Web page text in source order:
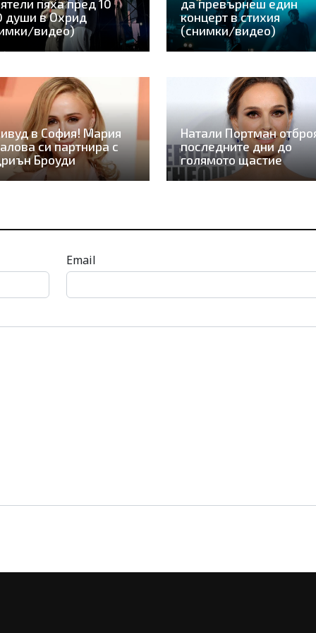
пяха пред 10
души в Охрид
видео)
да превърнеш един
концерт в стихия
(снимки/видео)
в София! Мария
си партнира с
Броуди
Натали Портман
последните дни до
голямото щастие
Email